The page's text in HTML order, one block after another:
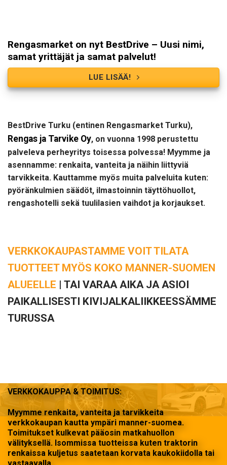
Rengasmarket on nyt BestDrive – Uusi nimi,
samat yrittäjät ja samat palvelut!
LUE LISÄÄ!
BestDrive Turku (entinen Rengasmarket Turku),
Rengas ja Tarvike Oy, on vuonna 1998 perustettu
palveleva perheyritys toisessa polvessa! Myymme ja
asennamme: renkaita, vanteita ja näihin liittyviä
tarvikkeita. Kauttamme myös muita palveluita kuten:
pyöränkulmien säädöt, ilmastoinnin täyttöhuollot,
rengashotelli sekä tuulilasien vaihdot ja korjaukset.
VERKKOKAUPASTAMME VOIT TILATA
TUOTTEET MYÖS KOKO MANNER-SUOMEN
ALUEELLE | TAI VARAA AIKA JA ASIOI
PAIKALLISESTI KIVIJALKALIIKKEESSÄMME
TURUSSA
VERKKOKAUPPA & TOIMITUS:
Myymme renkaita, vanteita ja tarvikkeita
verkkokaupan kautta ympäri manner-suomea.
Toimitukset kulkevat pääosin matkahuollon
välityksellä. Isommissa tuotteissa kuten traktorin
renkaissa kuljetus saatetaan korvata kaukokiidolla tai